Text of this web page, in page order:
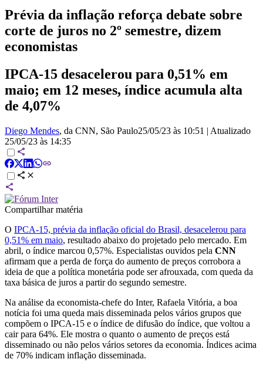
Prévia da inflação reforça debate sobre
corte de juros no 2º semestre, dizem
economistas
IPCA-15 desacelerou para 0,51% em
maio; em 12 meses, índice acumula alta
de 4,07%
Diego Mendes, da CNN, São Paulo25/05/23 às 10:51 | Atualizado
25/05/23 às 14:35
Compartilhar matéria
O IPCA-15, prévia da inflação oficial do Brasil, desacelerou para
0,51% em maio, resultado abaixo do projetado pelo mercado. Em
abril, o índice marcou 0,57%. Especialistas ouvidos pela CNN
afirmam que a perda de força do aumento de preços corrobora a
ideia de que a política monetária pode ser afrouxada, com queda da
taxa básica de juros a partir do segundo semestre.
Na análise da economista-chefe do Inter, Rafaela Vitória, a boa
notícia foi uma queda mais disseminada pelos vários grupos que
compõem o IPCA-15 e o índice de difusão do índice, que voltou a
cair para 64%. Ele mostra o quanto o aumento de preços está
disseminado ou não pelos vários setores da economia. Índices acima
de 70% indicam inflação disseminada.